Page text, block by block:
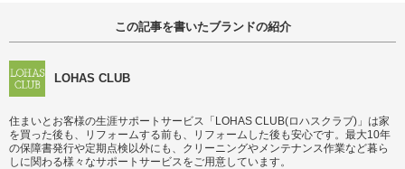
この記事を書いたブランドの紹介
LOHAS CLUB
住まいとお客様の生涯サポートサービス「LOHAS CLUB(ロハスクラブ)」は家
を買った後も、リフォームする前も、リフォームした後も安心です。最大10年
の保障書発行や定期点検以外にも、クリーニングやメンテナンス作業など暮ら
しに関わる様々なサポートサービスをご用意しています。